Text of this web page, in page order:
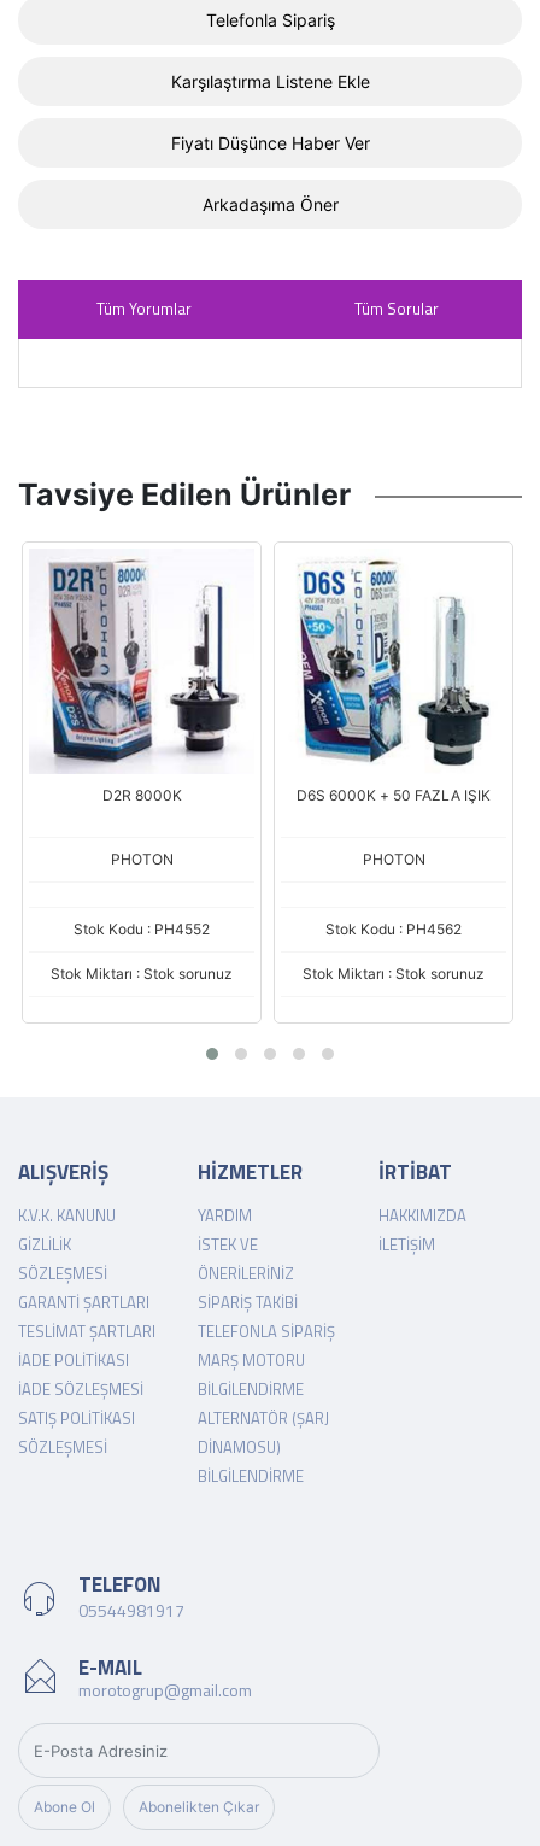
Telefonla Sipariş
Karşılaştırma Listene Ekle
Fiyatı Düşünce Haber Ver
Arkadaşıma Öner
Tüm Yorumlar Tüm Sorular
Tavsiye Edilen Ürünler
D2R 8000K
PHOTON
Stok Kodu : PH4552
Stok Miktarı : Stok sorunuz
D6S 6000K + 50 FAZLA IŞIK
PHOTON
Stok Kodu : PH4562
Stok Miktarı : Stok sorunuz
ALIŞVERİŞ
K.V.K. KANUNU
GIZLILIK
SÖZLEŞMESI
GARANTI ŞARTLARI
TESLIMAT ŞARTLARI
İADE POLITIKASI
İADE SÖZLEŞMESI
SATIŞ POLITIKASI
SÖZLEŞMESI
HİZMETLER
YARDIM
İSTEK VE
ÖNERILERINIZ
SIPARIŞ TAKIBI
TELEFONLA SIPARIŞ
MARŞ MOTORU
BILGILENDIRME
ALTERNATÖR (ŞARJ
DINAMOSU)
BILGILENDIRME
İRTİBAT
HAKKIMIZDA
İLETIŞIM
TELEFON
05544981917
E-MAIL
morotogrup@gmail.com
Abone Ol Abonelikten Çıkar